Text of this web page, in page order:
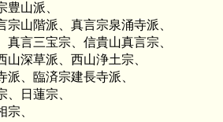
山派、
山階派、真言宗泉涌寺派、
言三宝宗、信貴山真言宗、
深草派、西山浄土宗、
、臨済宗建長寺派、
日蓮宗、
、